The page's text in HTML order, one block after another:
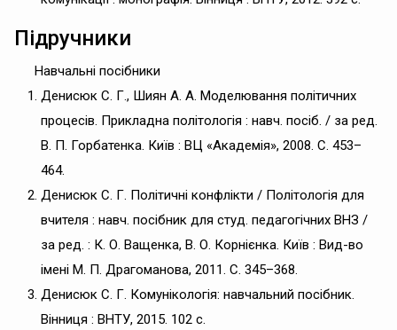
Підручники
Навчальні посібники
Денисюк С. Г., Шиян А. А. Моделювання політичних
процесів. Прикладна політологія : навч. посіб. / за ред.
В. П. Горбатенка. Київ : ВЦ «Академія», 2008. С. 453–
464.
Денисюк С. Г. Політичні конфлікти / Політологія для
вчителя : навч. посібник для студ. педагогічних ВНЗ /
за ред. : К. О. Ващенка, В. О. Корнієнка. Київ : Вид-во
імені М. П. Драгоманова, 2011. С. 345–368.
Денисюк С. Г. Комунікологія: навчальний посібник.
Вінниця : ВНТУ, 2015. 102 с.